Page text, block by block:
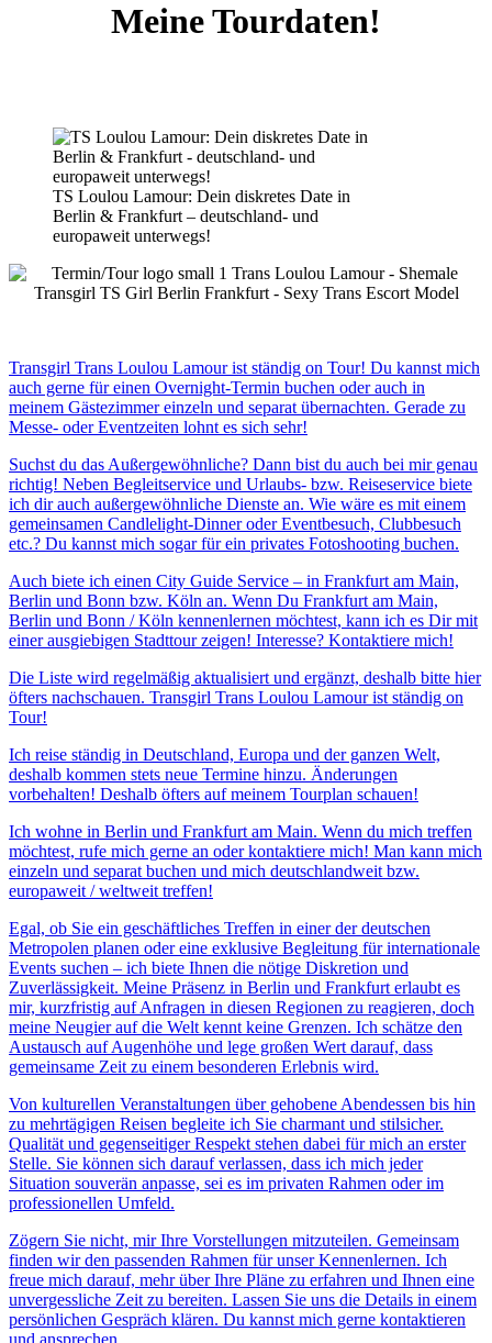
Meine Tourdaten!
TS Loulou Lamour: Dein diskretes Date in
Berlin & Frankfurt – deutschland- und
europaweit unterwegs!
Transgirl Trans Loulou Lamour ist ständig on Tour! Du kannst mich
auch gerne für einen Overnight-Termin buchen oder auch in
meinem Gästezimmer einzeln und separat übernachten. Gerade zu
Messe- oder Eventzeiten lohnt es sich sehr!
Suchst du das Außergewöhnliche? Dann bist du auch bei mir genau
richtig! Neben Begleitservice und Urlaubs- bzw. Reiseservice biete
ich dir auch außergewöhnliche Dienste an. Wie wäre es mit einem
gemeinsamen Candlelight-Dinner oder Eventbesuch, Clubbesuch
etc.? Du kannst mich sogar für ein privates Fotoshooting buchen.
Auch biete ich einen City Guide Service – in Frankfurt am Main,
Berlin und Bonn bzw. Köln an. Wenn Du Frankfurt am Main,
Berlin und Bonn / Köln kennenlernen möchtest, kann ich es Dir mit
einer ausgiebigen Stadttour zeigen! Interesse? Kontaktiere mich!
Die Liste wird regelmäßig aktualisiert und ergänzt, deshalb bitte hier
öfters nachschauen. Transgirl Trans Loulou Lamour ist ständig on
Tour!
Ich reise ständig in Deutschland, Europa und der ganzen Welt,
deshalb kommen stets neue Termine hinzu. Änderungen
vorbehalten! Deshalb öfters auf meinem Tourplan schauen!
Ich wohne in Berlin und Frankfurt am Main. Wenn du mich treffen
möchtest, rufe mich gerne an oder kontaktiere mich! Man kann mich
einzeln und separat buchen und mich deutschlandweit bzw.
europaweit / weltweit treffen!
Egal, ob Sie ein geschäftliches Treffen in einer der deutschen
Metropolen planen oder eine exklusive Begleitung für internationale
Events suchen – ich biete Ihnen die nötige Diskretion und
Zuverlässigkeit. Meine Präsenz in Berlin und Frankfurt erlaubt es
mir, kurzfristig auf Anfragen in diesen Regionen zu reagieren, doch
meine Neugier auf die Welt kennt keine Grenzen. Ich schätze den
Austausch auf Augenhöhe und lege großen Wert darauf, dass
gemeinsame Zeit zu einem besonderen Erlebnis wird.
Von kulturellen Veranstaltungen über gehobene Abendessen bis hin
zu mehrtägigen Reisen begleite ich Sie charmant und stilsicher.
Qualität und gegenseitiger Respekt stehen dabei für mich an erster
Stelle. Sie können sich darauf verlassen, dass ich mich jeder
Situation souverän anpasse, sei es im privaten Rahmen oder im
professionellen Umfeld.
Zögern Sie nicht, mir Ihre Vorstellungen mitzuteilen. Gemeinsam
finden wir den passenden Rahmen für unser Kennenlernen. Ich
freue mich darauf, mehr über Ihre Pläne zu erfahren und Ihnen eine
unvergessliche Zeit zu bereiten. Lassen Sie uns die Details in einem
persönlichen Gespräch klären. Du kannst mich gerne kontaktieren
und ansprechen.